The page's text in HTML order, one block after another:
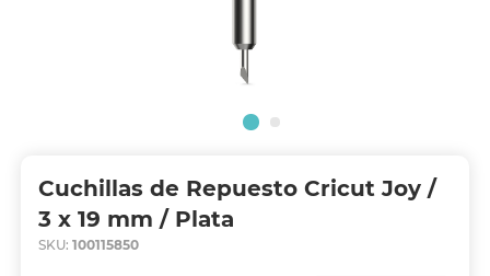
Cuchillas de Repuesto Cricut Joy /
3 x 19 mm / Plata
SKU: 100115850